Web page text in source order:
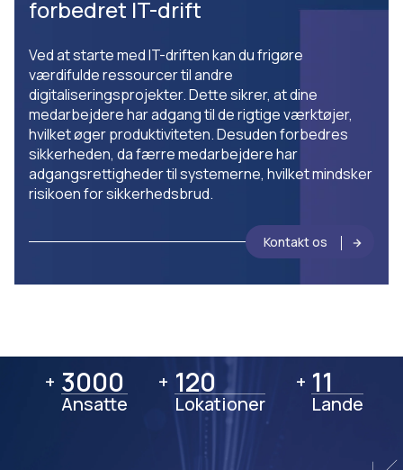
forbedret IT-drift
Ved at starte med IT-driften kan du frigøre
værdifulde ressourcer til andre
digitaliseringsprojekter. Dette sikrer, at dine
medarbejdere har adgang til de rigtige værktøjer,
hvilket øger produktiviteten. Desuden forbedres
sikkerheden, da færre medarbejdere har
adgangsrettigheder til systemerne, hvilket mindsker
risikoen for sikkerhedsbrud.
Kontakt os
+ 3000
3000
Ansatte
+ 120
120
Lokationer
+ 11
11
Lande